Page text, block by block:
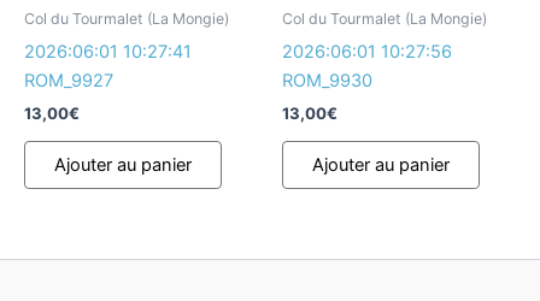
Col du Tourmalet (La Mongie)
2026:06:01 10:27:41
ROM_9927
13,00€
Ajouter au panier
Col du Tourmalet (La Mongie)
2026:06:01 10:27:56
ROM_9930
13,00€
Ajouter au panier